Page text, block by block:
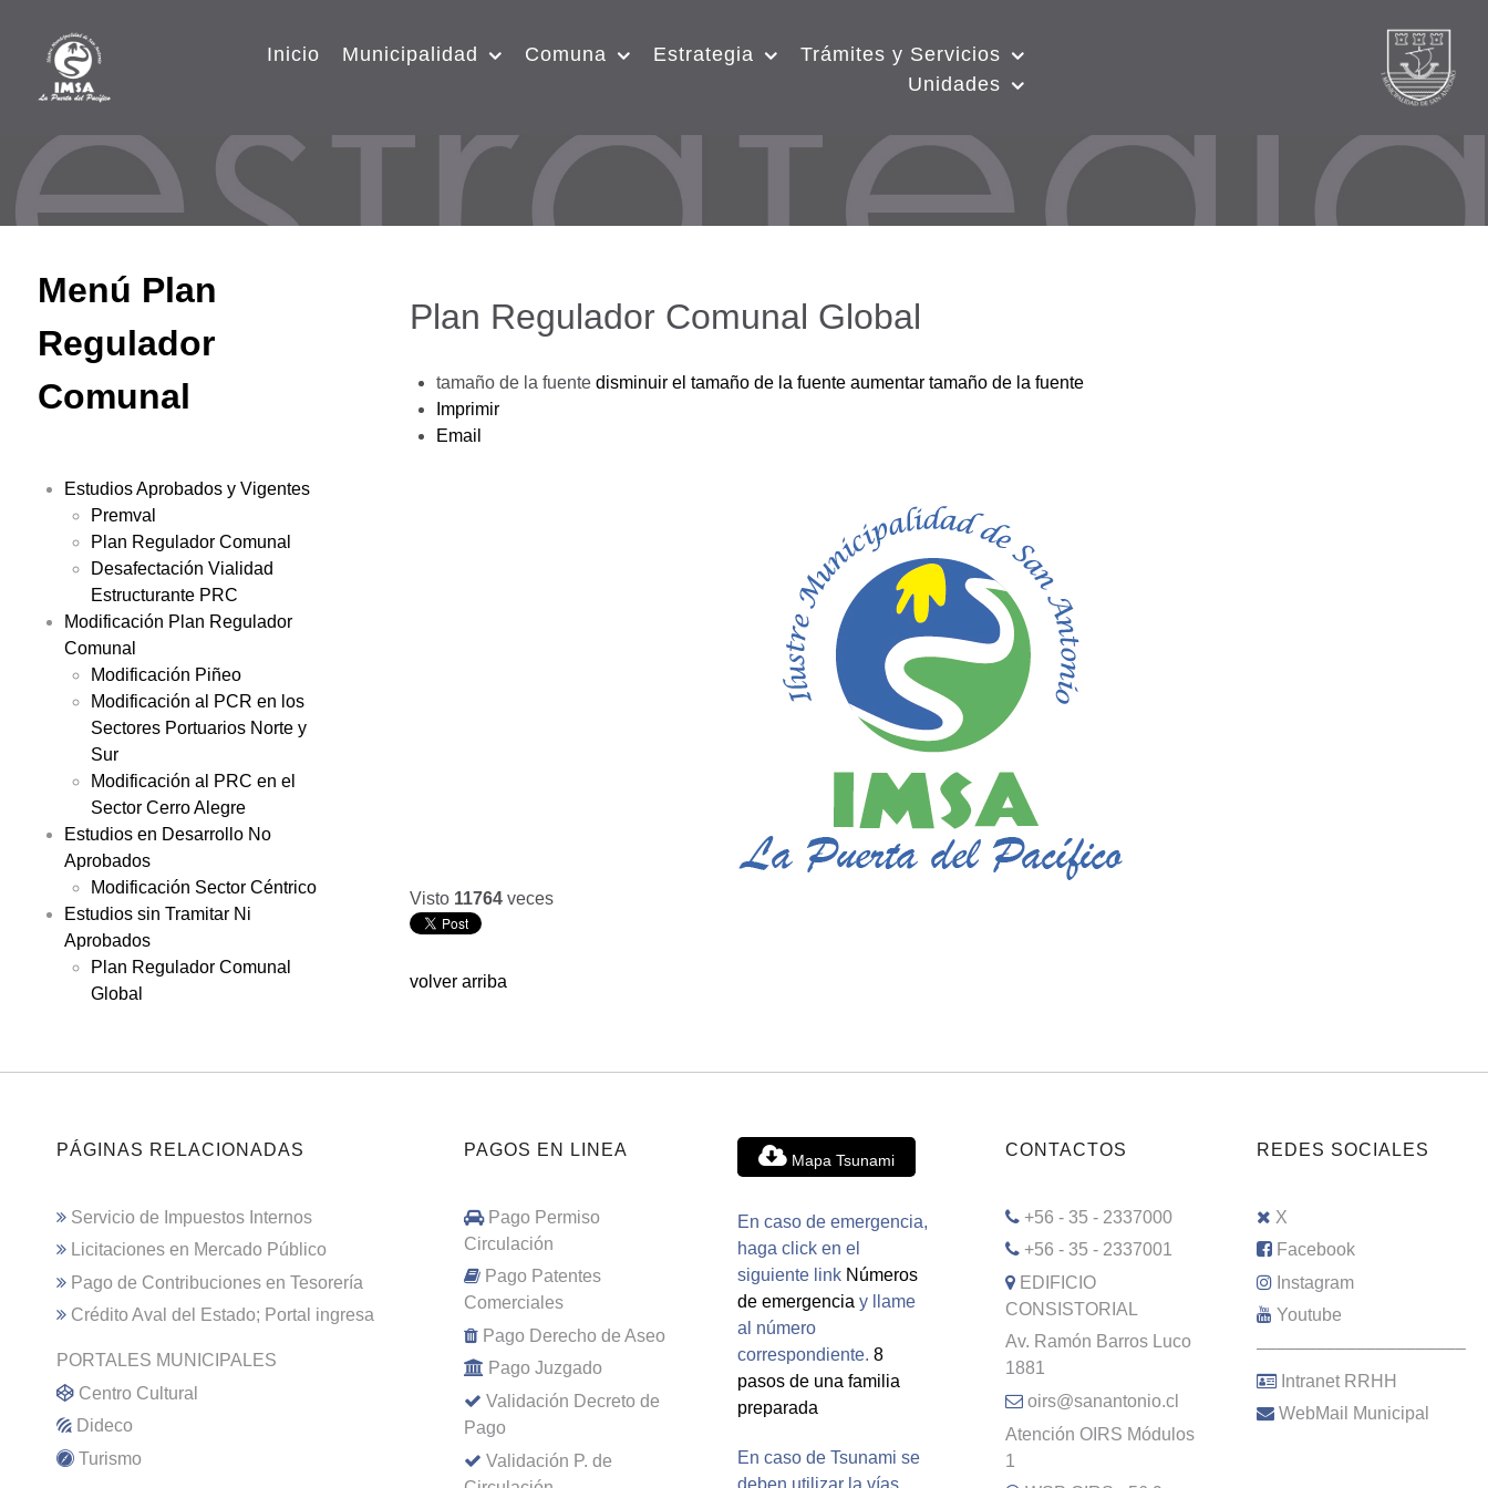
Inicio Municipalidad Comuna Estrategia
Trámites y Servicios
Unidades
Menú Plan
Regulador
Comunal
Estudios Aprobados y Vigentes
Premval
Plan Regulador Comunal
Desafectación Vialidad
Estructurante PRC
Modificación Plan Regulador
Comunal
Modificación Piñeo
Modificación al PCR en los
Sectores Portuarios Norte y
Sur
Modificación al PRC en el
Sector Cerro Alegre
Estudios en Desarrollo No
Aprobados
Modificación Sector Céntrico
Estudios sin Tramitar Ni
Aprobados
Plan Regulador Comunal
Global
Plan Regulador Comunal Global
tamaño de la fuente disminuir el tamaño de la fuente aumentar tamaño de la fuente
Imprimir
Email
Visto 11764 veces
volver arriba
PÁGINAS RELACIONADAS
Servicio de Impuestos Internos
Licitaciones en Mercado Público
Pago de Contribuciones en Tesorería
Crédito Aval del Estado; Portal ingresa
PORTALES MUNICIPALES
Centro Cultural
Dideco
Turismo
PAGOS EN LINEA
Pago Permiso
Circulación
Pago Patentes
Comerciales
Pago Derecho de Aseo
Pago Juzgado
Validación Decreto de
Pago
Validación P. de
Mapa Tsunami
En caso de emergencia,
haga click en el
siguiente link Números
de emergencia y llame
al número
correspondiente. 8
pasos de una familia
preparada
En caso de Tsunami se
deben utilizar la vías
CONTACTOS
+56 - 35 - 2337000
+56 - 35 - 2337001
EDIFICIO
CONSISTORIAL
Av. Ramón Barros Luco
1881
oirs@sanantonio.cl
Atención OIRS Módulos
1
REDES SOCIALES
X
Facebook
Instagram
Youtube
–––––––––––––––––––––
Intranet RRHH
WebMail Municipal